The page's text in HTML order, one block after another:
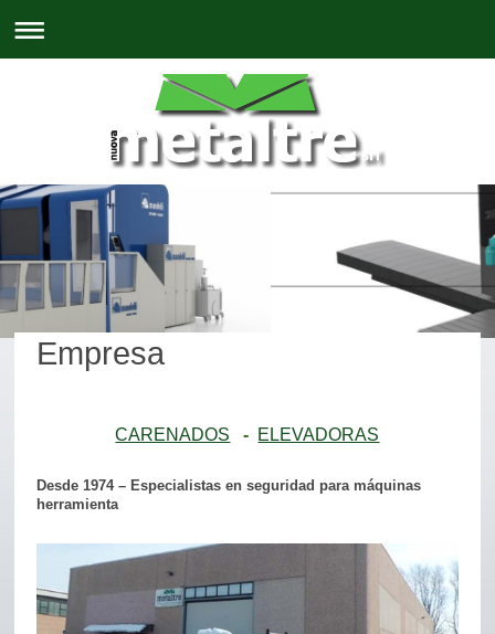
Empresa
CARENADOS - ELEVADORAS
Desde 1974 – Especialistas en seguridad para máquinas
herramienta